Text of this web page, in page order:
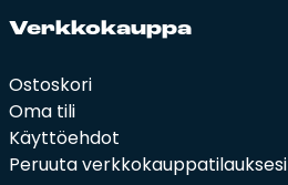
Verk­ko­kaup­pa
Ostoskori
Oma tili
Käyttöehdot
Peruuta verkkokauppatilauksesi